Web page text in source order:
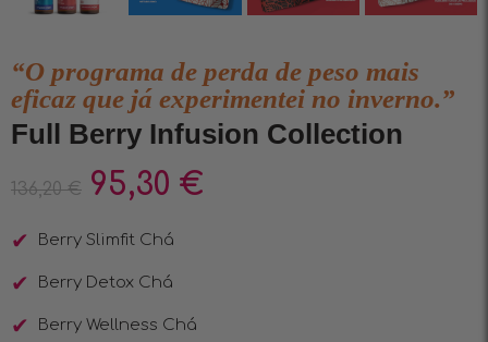
“O programa de perda de peso mais
eficaz que já experimentei no inverno.”
Full Berry Infusion Collection
136,20€ 95,30 €
Berry Slimfit Chá
Berry Detox Chá
Berry Wellness Chá